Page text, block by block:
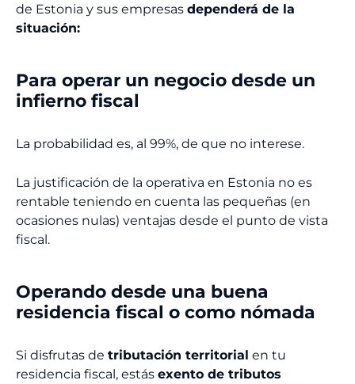
de Estonia y sus empresas dependerá de la
situación:
Para operar un negocio desde un
infierno fiscal
La probabilidad es, al 99%, de que no interese.
La justificación de la operativa en Estonia no es
rentable teniendo en cuenta las pequeñas (en
ocasiones nulas) ventajas desde el punto de vista
fiscal.
Operando desde una buena
residencia fiscal o como nómada
Si disfrutas de tributación territorial en tu
residencia fiscal, estás exento de tributos